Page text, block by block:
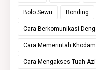
Bolo Sewu Bonding
Cara Berkomunikasi
Cara Memerintah Khodam
Cara Mengakses Tuah